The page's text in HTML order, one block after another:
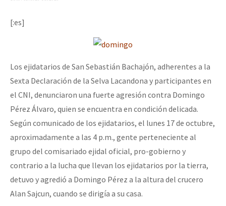
EZLN
AutonomÍa y Resistencia
Megaproyectos
Migración
Presos
Mujeres
ETIQUETAS
MULTIMEDIA
Dia 1: Encontro “Guerra contra a Humanidade”
[CDMX – 20 julio] Jornadas globales por la libertad de Jesús
“Sonhando a Terra do Bem Virá” se publica no Estado Espanhol
Se o México sabe, que o mundo saiba! Nossas lutas pela
[:es]
Los ejidatarios de San Sebastián Bachajón, adherentes a la
Sexta Declaración de la Selva Lacandona y participantes en
el CNI, denunciaron una fuerte agresión contra Domingo
Pérez Álvaro, quien se encuentra en condición delicada.
Según comunicado de los ejidatarios, el lunes 17 de octubre,
aproximadamente a las 4 p.m., gente perteneciente al
grupo del comisariado ejidal oficial, pro-gobierno y
contrario a la lucha que llevan los ejidatarios por la tierra,
detuvo y agredió a Domingo Pérez a la altura del crucero
Alan Sajcun, cuando se dirigía a su casa.